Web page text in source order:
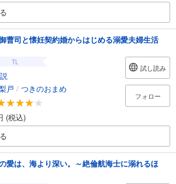
曹司と懐妊契約婚からはじめる溺愛夫婦生活
TL
戸 / つきのおまめ
(税込)
試し読み
フォロー
愛は、海より深い。～絶倫航海士に溺れるほ